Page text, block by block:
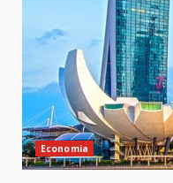
Economia